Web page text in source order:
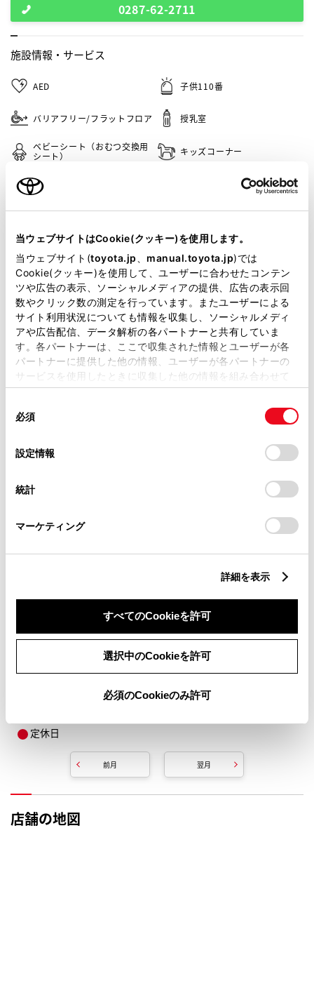
当ウェブサイトはCookie(クッキー)を使用します。
当ウェブサイト(toyota.jp manual.toyota.jp)では
Cookie(クッキー)を使用して、ユーザーに合わせたコンテン
ツや広告の表示、ソーシャルメディアの提供、広告の表示回
数やクリック数の測定を行っています。またユーザーによる
サイト利用状況についても情報を収集し、ソーシャルメディ
アや広告配信、データ解析の各パートナーと共有していま
す。各パートナーは、ここで収集された情報とユーザーが各
パートナーに提供した他の情報、ユーザーが各パートナーの
サービスを使用したときに収集した他の情報を組み合わせて
使用することがあります。当ウェブサイトの使用を続行する
デバイスにすべてのCookie(クッキー)が保存されることに同
意したことになります。Cookie(クッキー)のオプトアウト、
設定の変更、同意を撤回したりするにあたっては、当社の
「Cookie（クッキー）情報の取り扱いについて
」をご覧くだ
必須
設定情報
統計
マーケティング
詳細を表示
すべてのCookieを許可
選択中のCookieを許可
必須のCookieのみ許可
0287-62-2711
施設情報・ サービス
AED 子供110番
バリアフリー/フラットフロア 授乳室
ベビーシート（おむつ交換用
シート）
キッズコーナー
自動洗車機
車検・整備・メンテナンス取
G-Station 介助専門士のいるお店
バリアフリー/多目的トイレ WiFi
この販売店のウェブサイトはこちら
定休日
前月 翌月
店舗の地図